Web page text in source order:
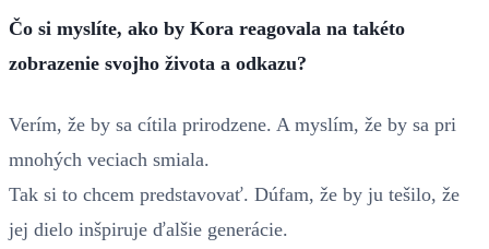
Čo si myslíte, ako by Kora reagovala na takéto
zobrazenie svojho života a odkazu?
Verím, že by sa cítila prirodzene. A myslím, že by sa pri
mnohých veciach smiala.
Tak si to chcem predstavovať. Dúfam, že by ju tešilo, že
jej dielo inšpiruje ďalšie generácie.